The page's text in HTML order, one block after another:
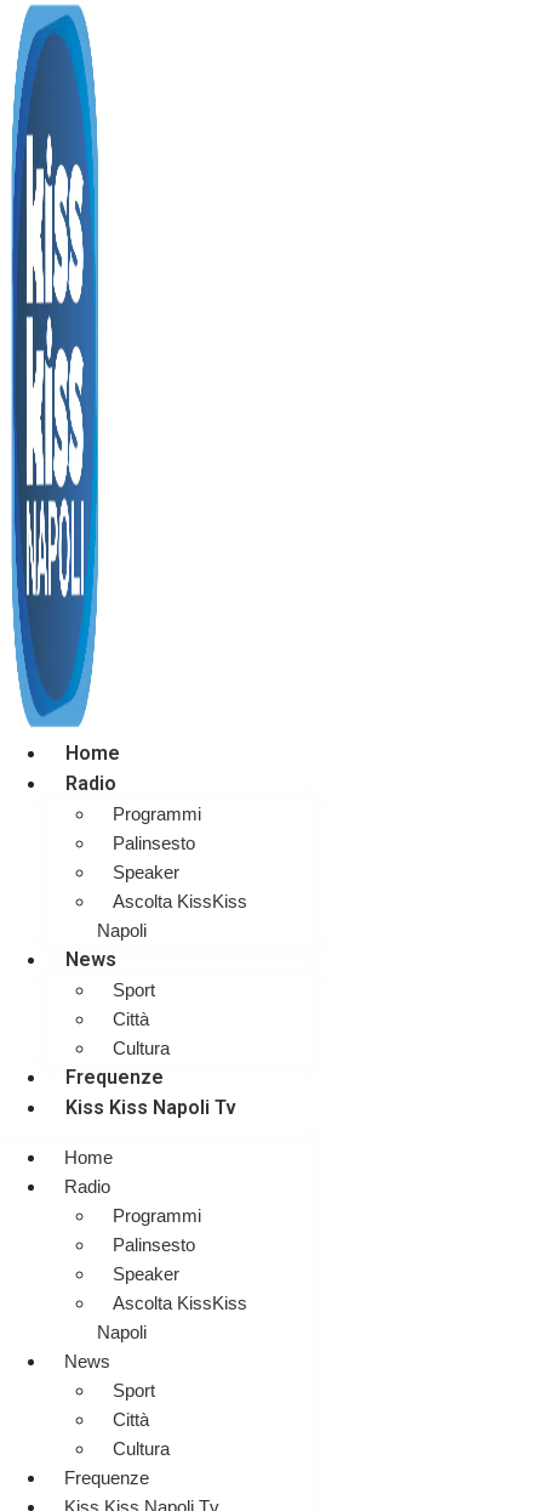
Home
Radio
Programmi
Palinsesto
Speaker
Ascolta KissKiss
Napoli
News
Sport
Città
Cultura
Frequenze
Kiss Kiss Napoli Tv
Home
Radio
Programmi
Palinsesto
Speaker
Ascolta KissKiss
Napoli
News
Sport
Città
Cultura
Frequenze
Kiss Kiss Napoli Tv